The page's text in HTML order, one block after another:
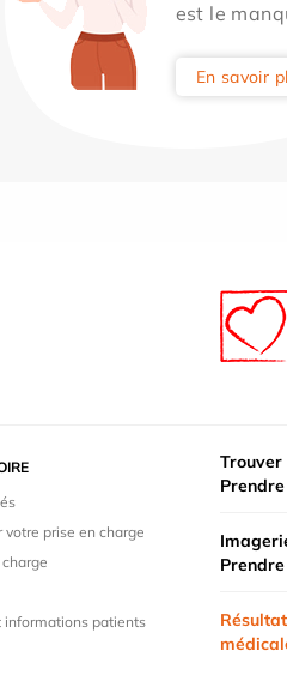
est le
En savoir
votre prise en charge
informations patients
Trouver